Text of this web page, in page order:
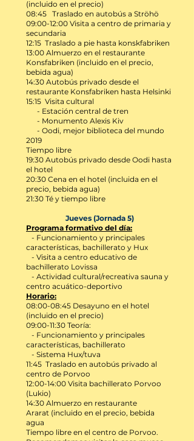
(incluido en el precio)
08:45 Traslado en autobús a Ströhö
09:00-12:00 Visita a centro de primaria y
secundaria
12:15 Traslado a pie hasta konskfabriken
13:00 Almuerzo en el restaurante
Konsfabriken (incluido en el precio,
bebida agua)
14:30 Autobús privado desde el
restaurante Konsfabriken hasta Helsinki
15:15 Visita cultural
- Estación central de tren
- Monumento Alexis Kiv
- Oodi, mejor biblioteca del mundo
2019
Tiempo libre
19:30 Autobús privado desde Oodi hasta
el hotel
20:30 Cena en el hotel (incluida en el
precio, bebida agua)
21:30 Té y tiempo libre
Jueves (Jornada 5)
Programa formativo del día:
- Funcionamiento y principales
características, bachillerato y Hux
- Visita a centro educativo de
bachillerato Lovissa
- Actividad cultural/recreativa sauna y
centro acuático-deportivo
Horario:
08:00-08:45 Desayuno en el hotel
(incluido en el precio)
09:00-11:30 Teoría:
- Funcionamiento y principales
características, bachillerato
- Sistema Hux/tuva
11:45 Traslado en autobús privado al
centro de Porvoo
12:00-14:00 Visita bachillerato Porvoo
(Lukio)
14:30 Almuerzo en restaurante
Ararat (incluido en el precio, bebida
agua
Tiempo libre en el centro de Porvoo.